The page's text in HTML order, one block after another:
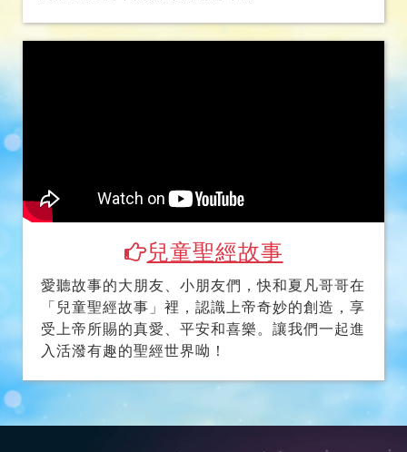
做的他們不知道」時，上帝的話猶如暖流進入正
兒童聖經故事
愛聽故事的大朋友、小朋友們，快和夏凡哥哥在
受上帝所賜的真愛、平安和喜樂。讓我們一起進
入活潑有趣的聖經世界呦！